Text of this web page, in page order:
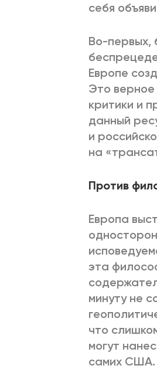
себя
Во-первых,
Европе
Это верное
критики и
данный
и
на
Против
Европа
эта
минуту не
что
могут
самих США.